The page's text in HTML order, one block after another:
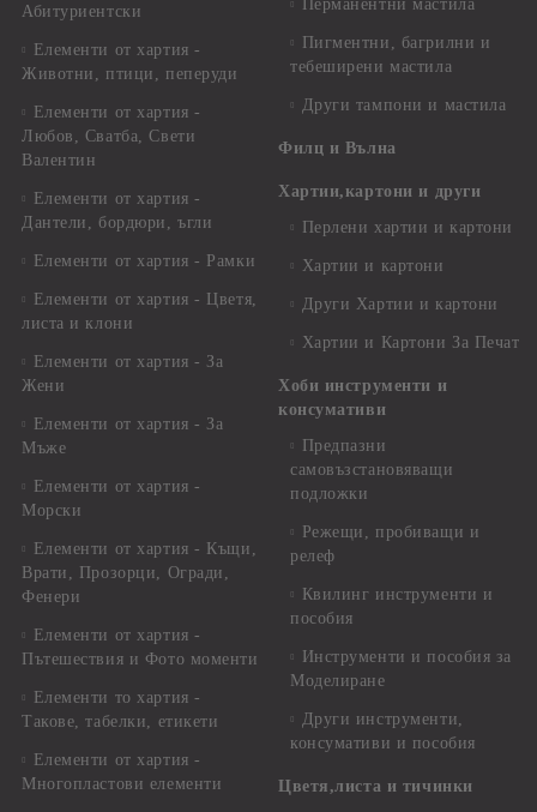
Абитуриентски
Елементи от хартия -
Животни, птици, пеперуди
Елементи от хартия -
Любов, Сватба, Свети
Валентин
Елементи от хартия -
Дантели, бордюри, ъгли
Елементи от хартия - Рамки
Елементи от хартия - Цветя,
листа и клони
Елементи от хартия - За
Жени
Елементи от хартия - За
Мъже
Елементи от хартия -
Морски
Елементи от хартия - Къщи,
Врати, Прозорци, Огради,
Фенери
Елементи от хартия -
Пътешествия и Фото моменти
Елементи то хартия -
Такове, табелки, етикети
Елементи от хартия -
Многопластови елементи
Перманентни мастила
Пигментни, багрилни и
тебеширени мастила
Други тампони и мастила
Филц и Вълна
Хартии,картони и други
Перлени хартии и картони
Хартии и картони
Други Хартии и картони
Хартии и Картони За Печат
Хоби инструменти и
консумативи
Предпазни
самовъзстановяващи
подложки
Режещи, пробиващи и
релеф
Квилинг инструменти и
пособия
Инструменти и пособия за
Моделиране
Други инструменти,
консумативи и пособия
Цветя,листа и тичинки